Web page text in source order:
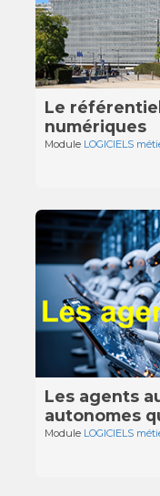
Le
numériques
Module LOGICIELS
Les agents
autonomes
Module LOGICIELS